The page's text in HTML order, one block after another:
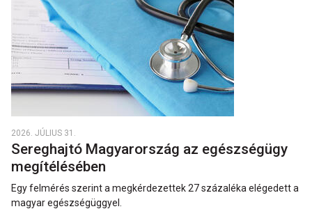
2026. JÚLIUS 31.
Sereghajtó Magyarország az egészségügy
megítélésében
Egy felmérés szerint a megkérdezettek 27 százaléka elégedett a
magyar egészségüggyel.